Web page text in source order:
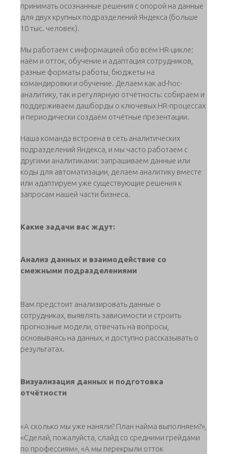
принимать осознанные решения с опорой на данные
для двух крупных подразделений Яндекса (больше
10 тыс. человек).
Мы работаем с информацией обо всём HR-цикле:
наём и отток, обучение и адаптация сотрудников,
разные форматы работы, бюджеты на
командировки и обучение. Делаем как ad-hoc-
аналитику, так и регулярную отчётность: собираем и
поддерживаем дашборды о ключевых HR-процессах
и периодически создаём отчётные презентации.
Наша команда встроена в сеть аналитических
подразделений Яндекса, и мы часто работаем с
другими аналитиками: запрашиваем данные или
коды для автоматизации, делаем аналитику вместе
или адаптируем уже существующие решения к
запросам нашей части бизнеса.
Какие задачи вас ждут:
Анализ данных и взаимодействие со
смежными подразделениями
Вам предстоит анализировать данные о
сотрудниках, выявлять зависимости и строить
прогнозные модели, отвечать на вопросы,
основываясь на данных, и доступно рассказывать о
результатах.
Визуализация данных и подготовка
отчётности
«А сколько мы уже наняли? План найма выполняем?»,
«Сделай, пожалуйста, слайд со средними грейдами
по профессиям», «А мы перекрыли отток